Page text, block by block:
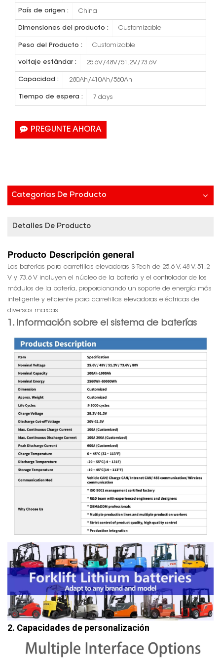
País de origen : China
Dimensiones del producto : Customizable
Peso del Producto : Customizable
voltaje estándar : 25.6V/48V/51.2V/73.6V
Capacidad : 280Ah/410Ah/560Ah
Tiempo de espera : 7 days
PREGUNTE AHORA
Categorías De Producto
Detalles De Producto
Producto Descripción general
Las baterías para carretillas elevadoras S-Tech de 25,6 V, 48 V, 51,2
V y 73,6 V incluyen el núcleo de la batería y el controlador de los
módulos de la batería, proporcionando un soporte de energía más
inteligente y eficiente para carretillas elevadoras eléctricas de
diversas marcas.
1. Información sobre el sistema de baterías
2. Capacidades de personalización